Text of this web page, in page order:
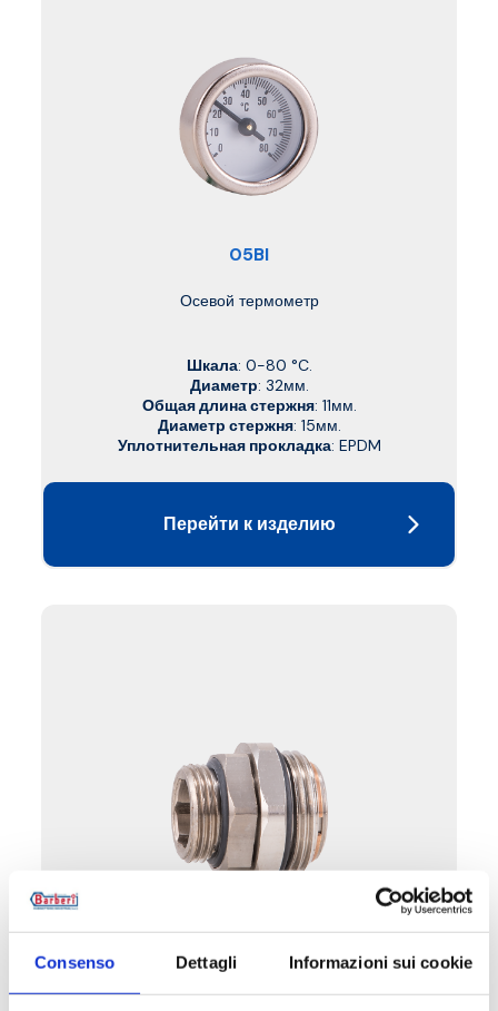
Consenso Dettagli Informazioni sui cookie
05BI
Осевой термометр
Шкала: 0-80 °C.
Диаметр: 32мм.
Общая длина стержня: 11мм.
Диаметр стержня: 15мм.
Уплотнительная прокладка: EPDM
Перейти к изделию
Поворотное соединение НР/НР